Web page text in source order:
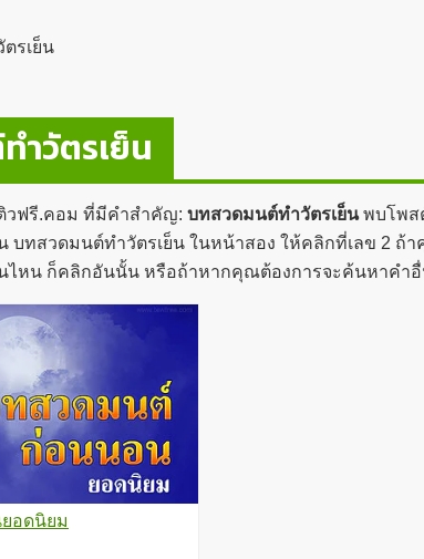
รเย็น
ำวัตรเย็น
วฟรี.คอม ที่มีคำสำคัญ: บทสวดมนต์ทำวัตรเย็นพบโพส
บทสวดมนต์ทำวัตรเย็น ในหน้าสอง ให้คลิกที่เลข 2
ไหน ก็คลิกอันนั้น หรือถ้าหากคุณต้องการจะค้นหาคำ
อดนิยม